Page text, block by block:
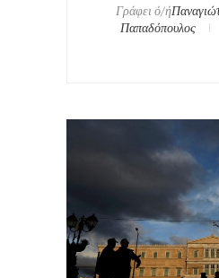
Γράφει ό/ή
Παπαδόπουλος